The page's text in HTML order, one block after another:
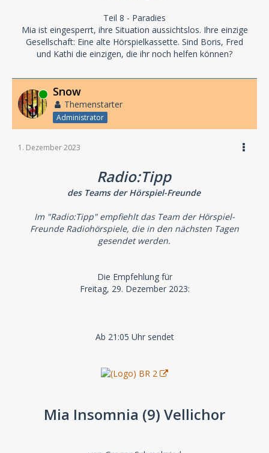
Teil 8 - Paradies
Mia ist eingesperrt, ihre Situation aussichtslos. Ihre einzige
Gesellschaft: Eine alte Hörspielkassette. Sind Boris, Fred
und Kathi die einzigen, die ihr noch helfen können?
Online Snow
Themenstarter
Administrator
1. Dezember 2023
Radio:Tipp
des Teams der Hörspiel-Freunde
Im "Radio:Tipp" empfiehlt das Team der Hörspiel-
Freunde Radiohörspiele, die in den nächsten Tagen
gesendet werden.
Die Empfehlung für
Freitag, 29. Dezember 2023:
Ab 21:05 Uhr sendet
Mia Insomnia (9) Vellichor